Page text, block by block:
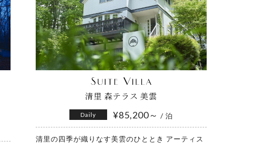
清里 森テラス 美雲
Daily ¥85,200～ / 泊
清里の四季が織りなす美雲のひととき アーティス